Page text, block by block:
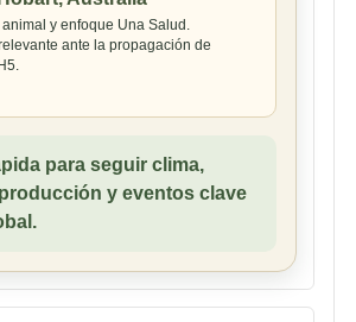
y enfoque Una Salud.
ante la propagación de
para seguir clima,
y eventos clave